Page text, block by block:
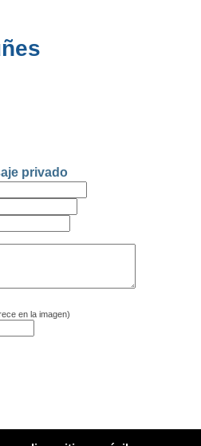
privado
en la imagen)